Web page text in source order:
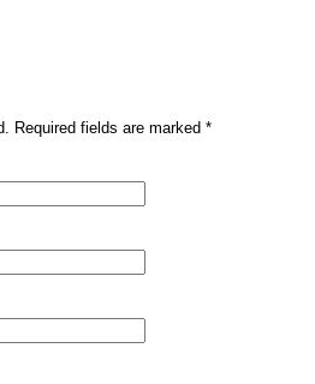
Required fields are marked *